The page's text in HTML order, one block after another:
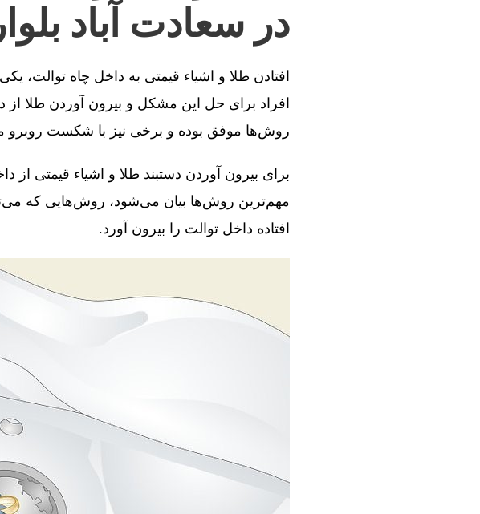
در سعادت آباد
افتادن طلا و اشیاء قیمتی به داخل چاه
افراد برای حل این مشکل و بیرون آوردن طلا از
روش‌ها موفق بوده و برخی نیز با شکست
برای بیرون آوردن دستبند طلا و اشیاء قیمتی
مهم‌ترین روش‌ها بیان می‌شود، روش‌هایی که
افتاده داخل توالت را بیرون آورد.